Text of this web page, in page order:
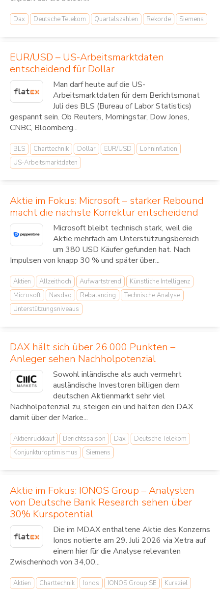
Dax Deutsche Telekom Quartalszahlen Rekorde Siemens
EUR/USD – US-Arbeitsmarktdaten
entscheidend für Dollar
Man darf heute auf die US-
Arbeitsmarktdaten für dem Berichtsmonat
Juli des BLS (Bureau of Labor Statistics)
gespannt sein. Ob Reuters, Morningstar, Dow Jones,
CNBC, Bloomberg...
BLS Charttechnik Dollar EUR/USD
Lohninflation
US-Arbeitsmarktdaten
Aktie im Fokus: Microsoft – starker Rebound
macht die nächste Korrektur entscheidend
Microsoft bleibt technisch stark, weil die
Aktie mehrfach am Unterstützungsbereich
um 380 USD Käufer gefunden hat. Nach
Impulsen von knapp 30 % und später über...
Aktien Allzeithoch Aufwärtstrend
Künstliche Intelligenz
Microsoft
Nasdaq Rebalancing
Technische Analyse
Unterstützungsniveaus
DAX hält sich über 26 000 Punkten –
Anleger sehen Nachholpotenzial
Sowohl inländische als auch vermehrt
ausländische Investoren billigen dem
deutschen Aktienmarkt sehr viel
Nachholpotenzial zu, steigen ein und halten den DAX
damit über der Marke...
Aktienrückkauf Berichtssaison Dax
Deutsche Telekom
Konjunkturoptimismus
Siemens
Aktie im Fokus: IONOS Group – Analysten
von Deutsche Bank Research sehen über
30% Kurspotential
Die im MDAX enthaltene Aktie des Konzerns
Ionos notierte am 29. Juli 2026 via Xetra auf
einem hier für die Analyse relevanten
Zwischenhoch von 34,00...
Aktien Charttechnik Ionos IONOS Group SE Kursziel